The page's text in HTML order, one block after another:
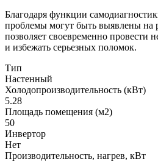
Благодаря функции
проблемы могут быть выявлены на
позволяет своевременно провести
и избежать серьезных поломок.
Тип
Настенный
Холодопроизводительность (кВт)
5.28
Площадь помещения (м2)
50
Инвертор
Нет
Производительность, нагрев, кВт